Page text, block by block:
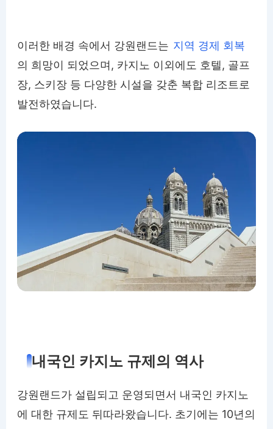
이러한 배경 속에서 강원랜드는 지역 경제 회복
의 희망이 되었으며, 카지노 이외에도 호텔, 골프
장, 스키장 등 다양한 시설을 갖춘 복합 리조트로
발전하였습니다.
내국인 카지노 규제의 역사
강원랜드가 설립되고 운영되면서 내국인 카지노
에 대한 규제도 뒤따라왔습니다. 초기에는 10년의